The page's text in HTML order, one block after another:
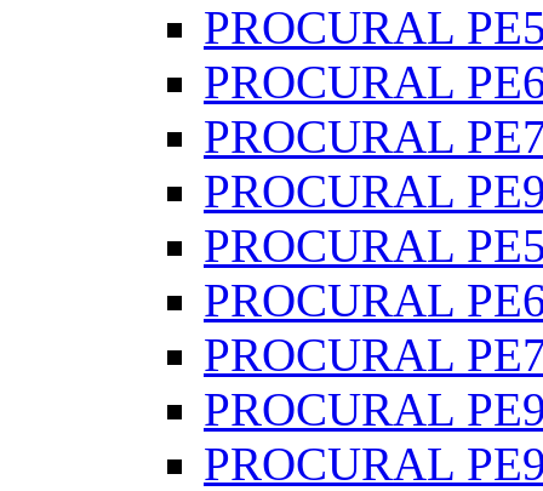
PROCURAL
PROCURAL
PROCURAL
PROCURAL
PROCURAL
PROCURAL
PROCURAL
PROCURAL
PROCURAL